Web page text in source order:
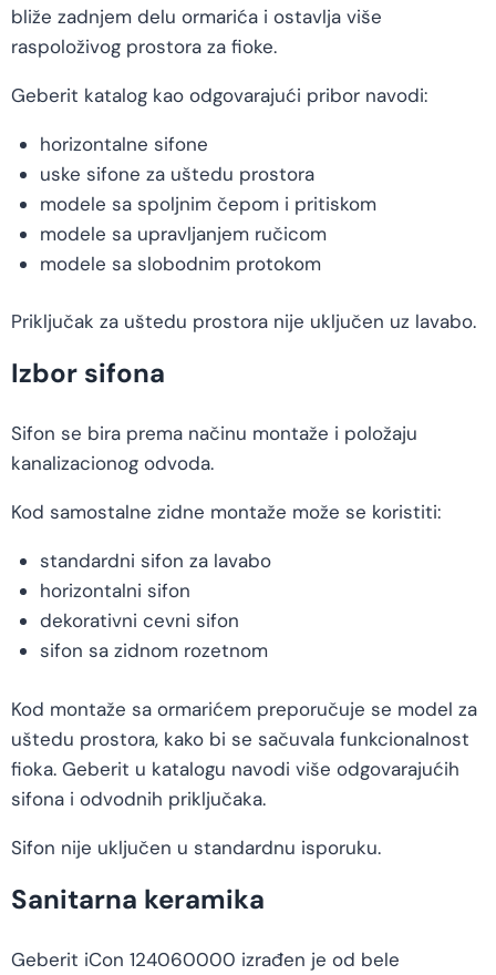
bliže zadnjem delu ormarića i ostavlja više
raspoloživog prostora za fioke.
Geberit katalog kao odgovarajući pribor navodi:
horizontalne sifone
uske sifone za uštedu prostora
modele sa spoljnim čepom i pritiskom
modele sa upravljanjem ručicom
modele sa slobodnim protokom
Priključak za uštedu prostora nije uključen uz lavabo.
Izbor sifona
Sifon se bira prema načinu montaže i položaju
kanalizacionog odvoda.
Kod samostalne zidne montaže može se koristiti:
standardni sifon za lavabo
horizontalni sifon
dekorativni cevni sifon
sifon sa zidnom rozetnom
Kod montaže sa ormarićem preporučuje se model za
uštedu prostora, kako bi se sačuvala funkcionalnost
fioka. Geberit u katalogu navodi više odgovarajućih
sifona i odvodnih priključaka.
Sifon nije uključen u standardnu isporuku.
Sanitarna keramika
Geberit iCon 124060000 izrađen je od bele